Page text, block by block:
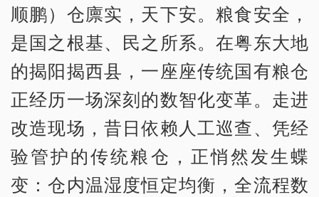
顺鹏）仓廪实，天下安。粮食安全，
是国之根基、民之所系。在粤东大地
的揭阳揭西县，一座座传统国有粮仓
正经历一场深刻的数智化变革。走进
改造现场，昔日依赖人工巡查、凭经
验管护的传统粮仓，正悄然发生蝶
变：仓内温湿度恒定均衡，全流程数